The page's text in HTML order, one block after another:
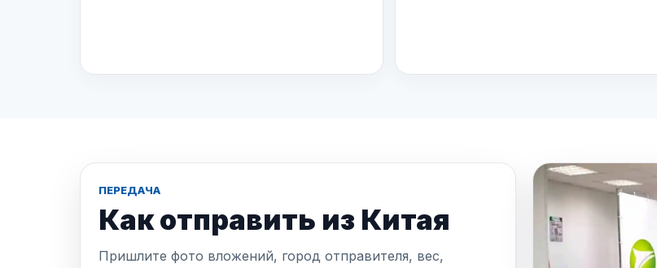
ПЕРЕДАЧА
Как отправить из Китая
Пришлите фото вложений, город отправителя, вес,